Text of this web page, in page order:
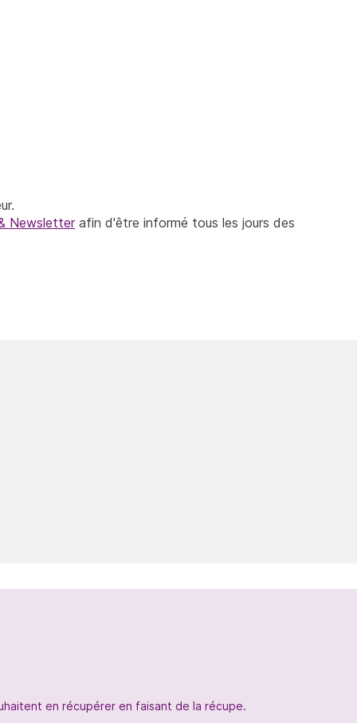
Newsletterafin d'être informé tous les jours des
en récupérer en faisant de la récupe.